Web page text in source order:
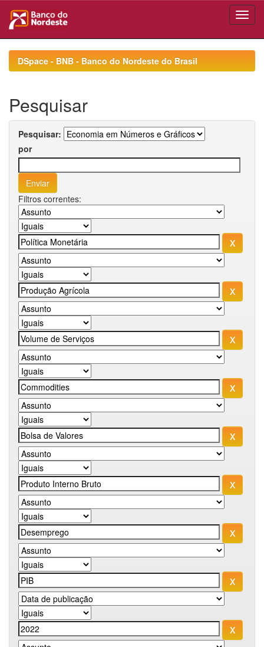
navigationDSpace - BNB - Banco do Nordeste do Brasil
Pesquisar
Pesquisar:
por
Filtros correntes: